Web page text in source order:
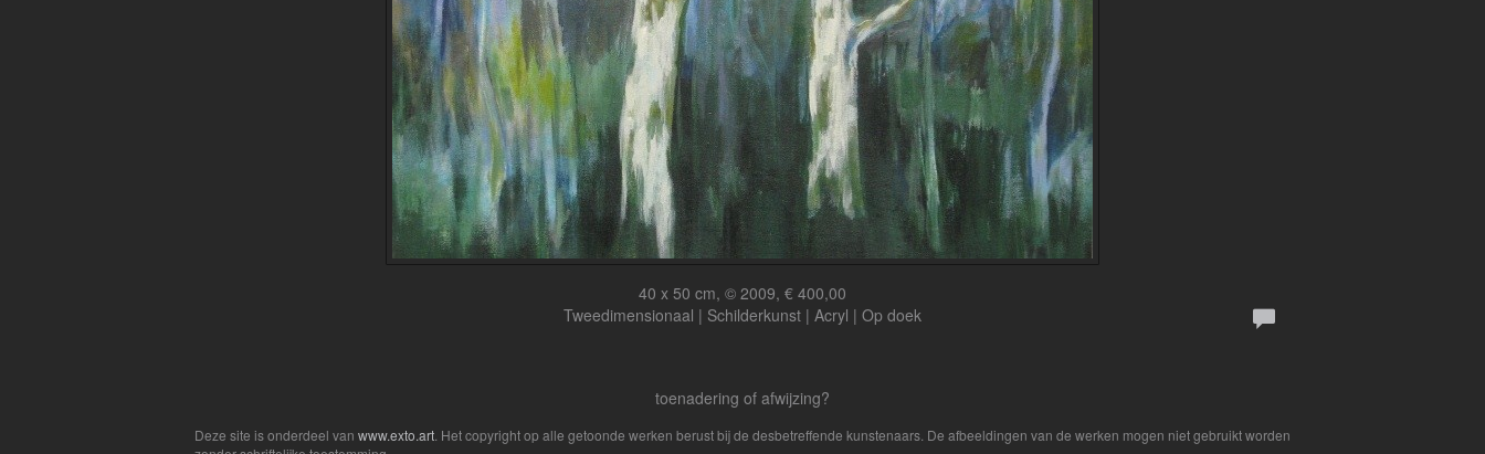
40 x 50 cm, © 2009, € 400,00
Tweedimensionaal | Schilderkunst | Acryl | Op doek
toenadering of afwijzing?
Deze site is onderdeel van www.exto.art . Het copyright op alle getoonde werken berust bij de desbetreffende kunstenaars. De afbeeldingen van de werken mogen niet gebruikt worden